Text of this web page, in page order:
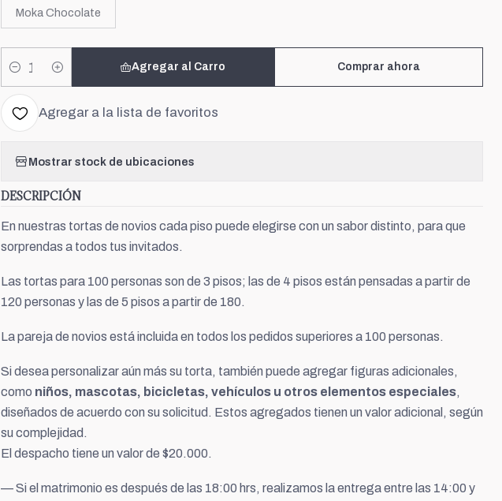
Moka Chocolate
Cantidad
Agregar al Carro Comprar ahora
Agregar a la lista de favoritos
Mostrar stock de ubicaciones
DESCRIPCIÓN
En nuestras tortas de novios cada piso puede elegirse con un sabor distinto, para que
sorprendas a todos tus invitados.
Las tortas para 100 personas son de 3 pisos; las de 4 pisos están pensadas a partir de
120 personas y las de 5 pisos a partir de 180.
La pareja de novios está incluida en todos los pedidos superiores a 100 personas.
Si desea personalizar aún más su torta, también puede agregar figuras adicionales,
como niños, mascotas, bicicletas, vehículos u otros elementos especiales,
diseñados de acuerdo con su solicitud. Estos agregados tienen un valor adicional, según
su complejidad.
El despacho tiene un valor de $20.000.
— Si el matrimonio es después de las 18:00 hrs, realizamos la entrega entre las 14:00 y